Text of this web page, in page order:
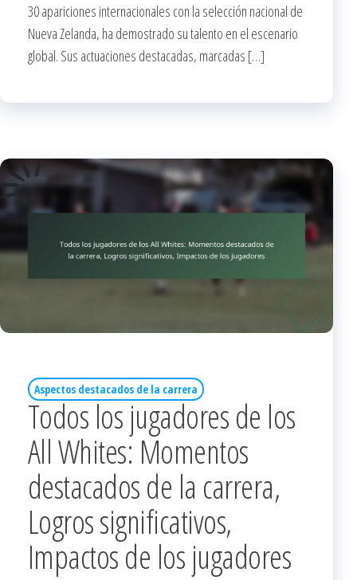
30 apariciones internacionales con la selección nacional de
Nueva Zelanda, ha demostrado su talento en el escenario
global. Sus actuaciones destacadas, marcadas […]
Aspectos destacados de la carrera
Todos los jugadores de los
All Whites: Momentos
destacados de la carrera,
Logros significativos,
Impactos de los jugadores